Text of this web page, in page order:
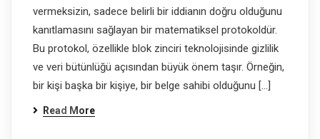
vermeksizin, sadece belirli bir iddianın doğru olduğunu
kanıtlamasını sağlayan bir matematiksel protokoldür.
Bu protokol, özellikle blok zinciri teknolojisinde gizlilik
ve veri bütünlüğü açısından büyük önem taşır. Örneğin,
bir kişi başka bir kişiye, bir belge sahibi olduğunu […]
Read More